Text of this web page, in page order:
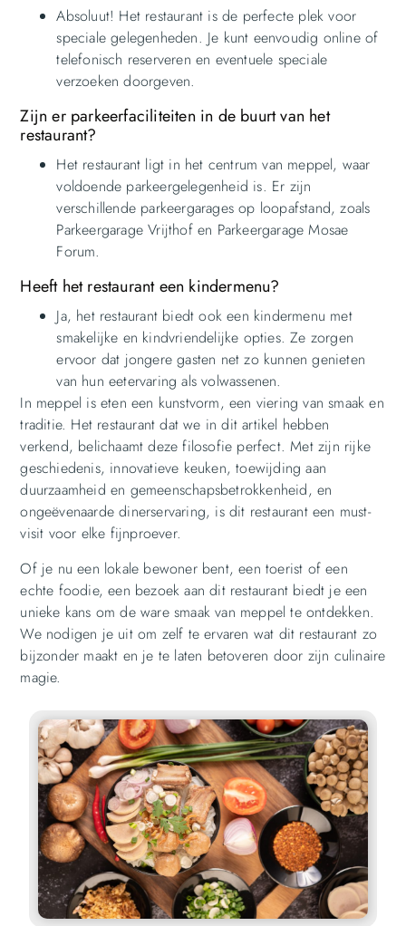
Absoluut! Het restaurant is de perfecte plek voor
speciale gelegenheden. Je kunt eenvoudig online of
telefonisch reserveren en eventuele speciale
verzoeken doorgeven.
Zijn er parkeerfaciliteiten in de buurt van het
restaurant?
Het restaurant ligt in het centrum van meppel, waar
voldoende parkeergelegenheid is. Er zijn
verschillende parkeergarages op loopafstand, zoals
Parkeergarage Vrijthof en Parkeergarage Mosae
Forum.
Heeft het restaurant een kindermenu?
Ja, het restaurant biedt ook een kindermenu met
smakelijke en kindvriendelijke opties. Ze zorgen
ervoor dat jongere gasten net zo kunnen genieten
van hun eetervaring als volwassenen.
In meppel is eten een kunstvorm, een viering van smaak en
traditie. Het restaurant dat we in dit artikel hebben
verkend, belichaamt deze filosofie perfect. Met zijn rijke
geschiedenis, innovatieve keuken, toewijding aan
duurzaamheid en gemeenschapsbetrokkenheid, en
ongeëvenaarde dinerservaring, is dit restaurant een must-
visit voor elke fijnproever.
Of je nu een lokale bewoner bent, een toerist of een
echte foodie, een bezoek aan dit restaurant biedt je een
unieke kans om de ware smaak van meppel te ontdekken.
We nodigen je uit om zelf te ervaren wat dit restaurant zo
bijzonder maakt en je te laten betoveren door zijn culinaire
magie.